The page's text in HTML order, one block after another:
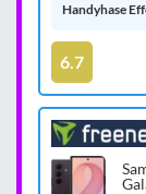
Handyhase
6.7